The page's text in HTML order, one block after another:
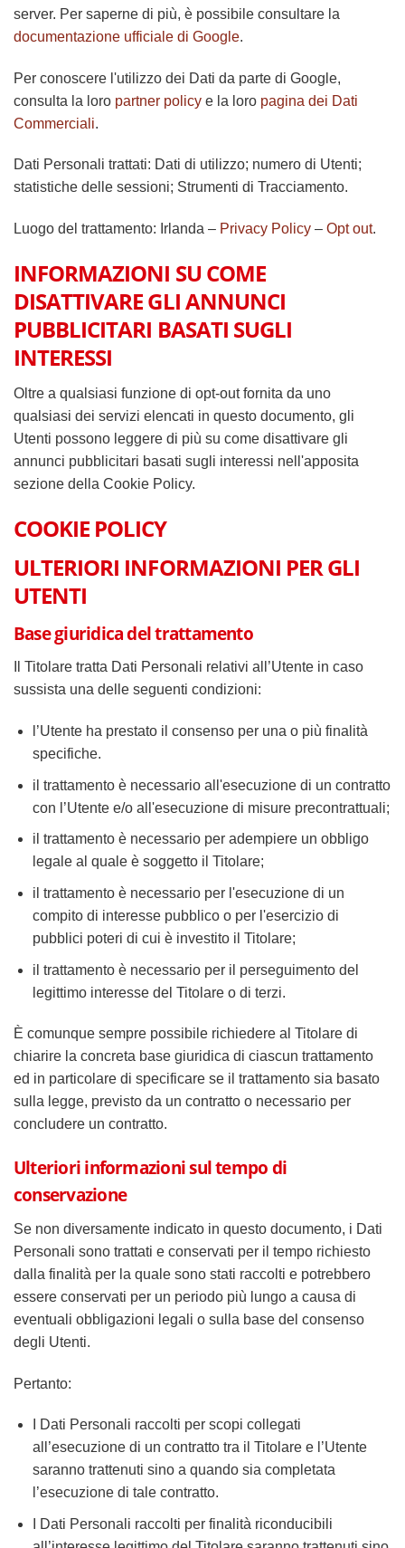
server. Per saperne di più, è possibile consultare la
documentazione ufficiale di Google.
Per conoscere l'utilizzo dei Dati da parte di Google,
consulta la loro partner policy e la loro pagina dei Dati
Commerciali.
Dati Personali trattati: Dati di utilizzo; numero di Utenti;
statistiche delle sessioni; Strumenti di Tracciamento.
Luogo del trattamento: Irlanda – Privacy Policy – Opt out.
INFORMAZIONI SU COME
DISATTIVARE GLI ANNUNCI
PUBBLICITARI BASATI SUGLI
INTERESSI
Oltre a qualsiasi funzione di opt-out fornita da uno
qualsiasi dei servizi elencati in questo documento, gli
Utenti possono leggere di più su come disattivare gli
annunci pubblicitari basati sugli interessi nell'apposita
sezione della Cookie Policy.
COOKIE POLICY
ULTERIORI INFORMAZIONI PER GLI
UTENTI
Base giuridica del trattamento
Il Titolare tratta Dati Personali relativi all’Utente in caso
sussista una delle seguenti condizioni:
l’Utente ha prestato il consenso per una o più finalità
specifiche.
il trattamento è necessario all'esecuzione di un contratto
con l’Utente e/o all'esecuzione di misure precontrattuali;
il trattamento è necessario per adempiere un obbligo
legale al quale è soggetto il Titolare;
il trattamento è necessario per l'esecuzione di un
compito di interesse pubblico o per l'esercizio di
pubblici poteri di cui è investito il Titolare;
il trattamento è necessario per il perseguimento del
legittimo interesse del Titolare o di terzi.
È comunque sempre possibile richiedere al Titolare di
chiarire la concreta base giuridica di ciascun trattamento
ed in particolare di specificare se il trattamento sia basato
sulla legge, previsto da un contratto o necessario per
concludere un contratto.
Ulteriori informazioni sul tempo di
conservazione
Se non diversamente indicato in questo documento, i Dati
Personali sono trattati e conservati per il tempo richiesto
dalla finalità per la quale sono stati raccolti e potrebbero
essere conservati per un periodo più lungo a causa di
eventuali obbligazioni legali o sulla base del consenso
degli Utenti.
Pertanto:
I Dati Personali raccolti per scopi collegati
all’esecuzione di un contratto tra il Titolare e l’Utente
saranno trattenuti sino a quando sia completata
l’esecuzione di tale contratto.
I Dati Personali raccolti per finalità riconducibili